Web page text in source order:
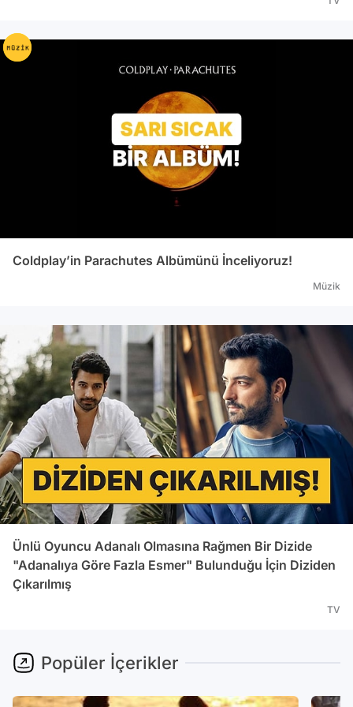
Coldplay’in Parachutes Albümünü İnceliyoruz!
Müzik
Ünlü Oyuncu Adanalı Olmasına Rağmen Bir Dizide
"Adanalıya Göre Fazla Esmer" Bulunduğu İçin Diziden
Çıkarılmış
TV
Popüler İçerikler